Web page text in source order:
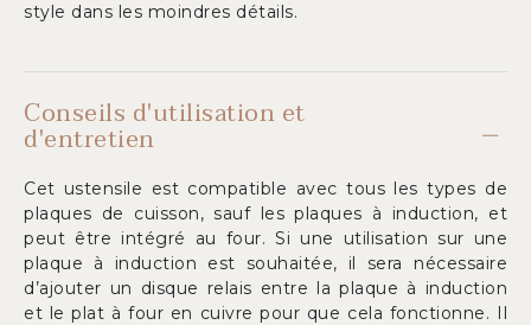
style dans les moindres détails.
Conseils d'utilisation et
d'entretien
Cet ustensile est compatible avec tous les types de
plaques de cuisson, sauf les plaques à induction, et
peut être intégré au four. Si une utilisation sur une
plaque à induction est souhaitée, il sera nécessaire
d’ajouter un disque relais entre la plaque à induction
et le plat à four en cuivre pour que cela fonctionne. Il